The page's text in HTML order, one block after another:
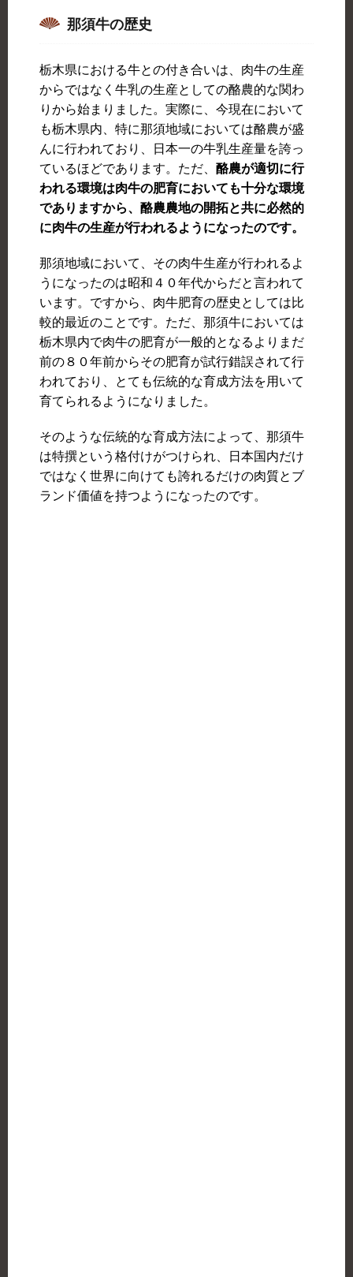
那須牛の歴史
栃木県における牛との付き合いは、肉牛の生産
からではなく牛乳の生産としての酪農的な関わ
りから始まりました。実際に、今現在において
も栃木県内、特に那須地域においては酪農が盛
んに行われており、日本一の牛乳生産量を誇っ
ているほどであります。ただ、 酪農が適切に行
われる環境は肉牛の肥育においても十分な環境
でありますから、酪農農地の開拓と共に必然的
に肉牛の生産が行われるようになったのです。
那須地域において、その肉牛生産が行われるよ
うになったのは昭和４０年代からだと言われて
います。ですから、肉牛肥育の歴史としては比
較的最近のことです。ただ、那須牛においては
栃木県内で肉牛の肥育が一般的となるよりまだ
前の８０年前からその肥育が試行錯誤されて行
われており、とても伝統的な育成方法を用いて
育てられるようになりました。
そのような伝統的な育成方法によって、那須牛
は特撰という格付けがつけられ、日本国内だけ
ではなく世界に向けても誇れるだけの肉質とブ
ランド価値を持つようになったのです。